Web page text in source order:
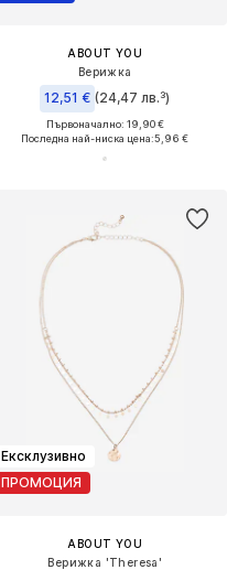
ABOUT YOU
Верижка
12,51 € (24,47 лв.³)
Първоначално: 19,90 €
Последна най-ниска цена:5,96 €
Ексклузивно
ПРОМОЦИЯ
ABOUT YOU
Верижка 'Theresa'